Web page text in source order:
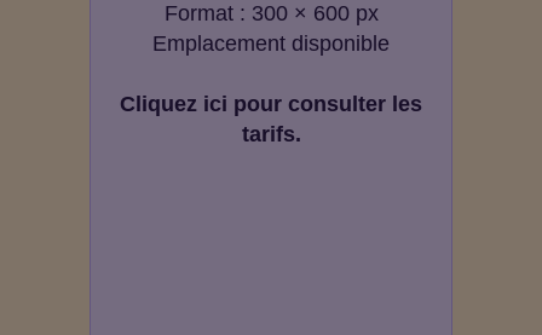
Format : 300 × 600 px
Emplacement disponible
Cliquez ici pour consulter les
tarifs.